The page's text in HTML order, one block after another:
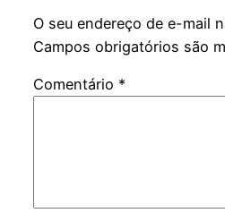
O seu endereço de e-mail
Campos obrigatórios são
Comentário *